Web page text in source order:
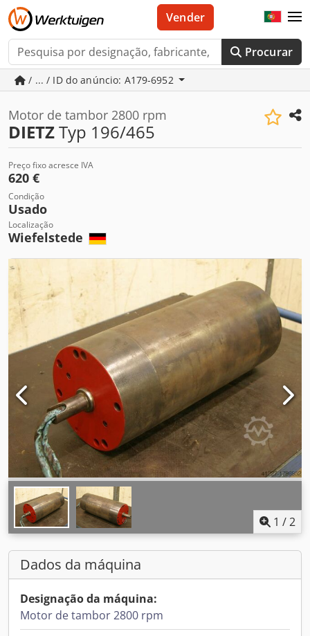
Procurar
Vender
/ ... / ID do anúncio: A179-6952
Motor de tambor 2800 rpm
DIETZTyp 196/465
Preço fixo acresce IVA
620 €
Condição
Usado
Localização
Wiefelstede
1 /2
Dados da máquina
Designação da máquina:
Motor de tambor 2800 rpm